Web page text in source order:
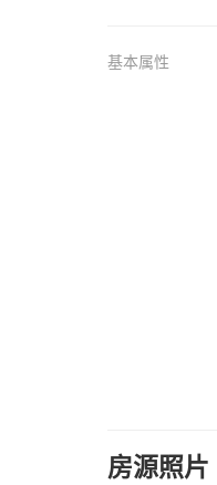
基本属性
房源照片